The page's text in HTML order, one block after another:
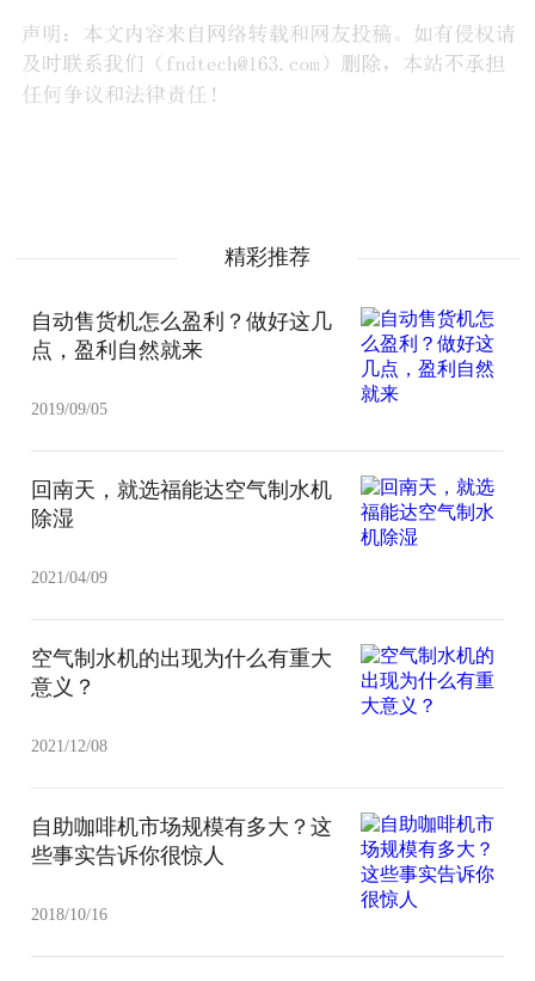
精彩推荐
自动售货机怎么盈利？做好这几
点，盈利自然就来
2019/09/05
回南天，就选福能达空气制水机
除湿
2021/04/09
空气制水机的出现为什么有重大
意义？
2021/12/08
自助咖啡机市场规模有多大？这
些事实告诉你很惊人
2018/10/16